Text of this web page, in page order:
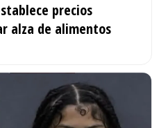
precios
alza de alimentos